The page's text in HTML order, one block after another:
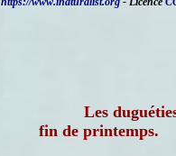
Les
fin de printemps.